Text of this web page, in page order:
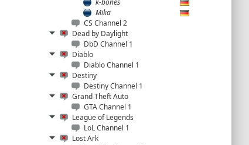
k-bones
Mika
CS Channel 2
Dead by Daylight
DbD Channel 1
Diablo
Diablo Channel 1
Destiny
Destiny Channel 1
Grand Theft Auto
GTA Channel 1
League of Legends
LoL Channel 1
Lost Ark